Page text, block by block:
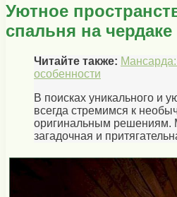
Уютное
спальня на чердаке
Читайте также: Мансарда:
особенности
В поисках уникального и
всегда стремимся к
оригинальным решениям.
загадочная и